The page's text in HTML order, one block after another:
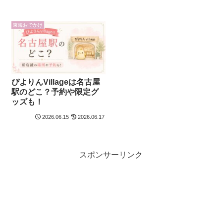
東海おでかけ
ぴよりんVillageは名古屋
駅のどこ？予約や限定グ
ッズも！
2026.06.15 2026.06.17
スポンサーリンク